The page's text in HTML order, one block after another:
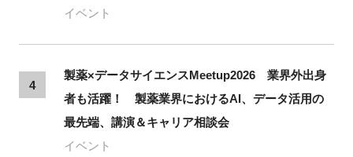
イベント
4
製薬×データサイエンスMeetup2026 業界外出身
者も活躍！ 製薬業界におけるAI、データ活用の
最先端、講演＆キャリア相談会
イベント